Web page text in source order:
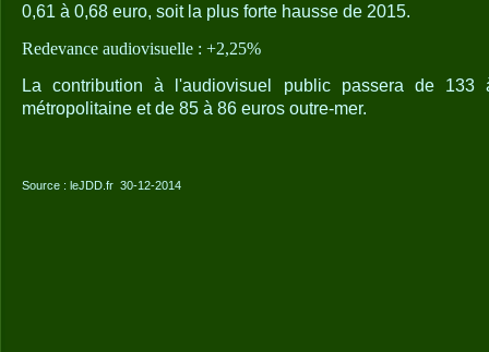
0,61 à 0,68 euro, soit la plus forte hausse de 2015.
Redevance audiovisuelle : +2,25%
La contribution à l'audiovisuel public passera de
métropolitaine et de 85 à 86 euros outre-mer.
Source : leJDD.fr 30-12-2014